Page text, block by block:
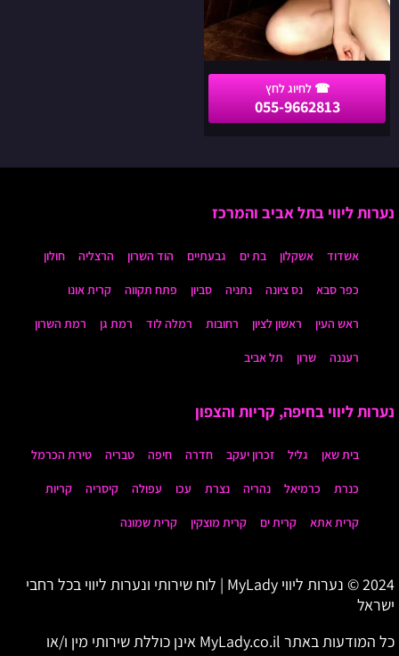
055-9662813
נערות ליווי בתל אביב והמרכז
אשדוד אשקלון בת ים גבעתיים הוד השרון הרצליה חולון
כפר סבא נס ציונה נתניה סביון פתח תקווה קרית אונו
ראש העין ראשון לציון רחובות רמלה לוד רמת גן רמת השרון
רעננה שרון תל אביב
נערות ליווי בחיפה, קריות והצפון
בית שאן גליל זכרון יעקב חדרה חיפה טבריה טירת הכרמל
כנרת כרמיאל נהריה נצרת עכו עפולה קיסריה קריות
קרית אתא קרית ים קרית מוצקין קרית שמונה
2024 © נערות ליווי MyLady | לוח שירותי ונערות ליווי בכל רחבי
ישראל
כל המודעות באתר MyLady.co.il אינן כוללת שירותי מין ו/או